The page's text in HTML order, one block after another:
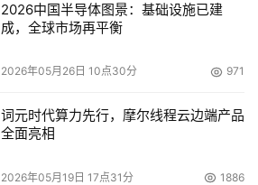
2026中国半导体图景：基础设施已建
成，全球市场再平衡
2026年05月26日 10点30分 971
词元时代算力先行，摩尔线程云边端产品
全面亮相
2026年05月19日 17点31分 1886